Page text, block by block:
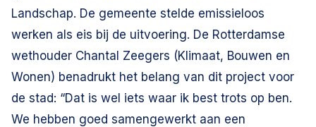
Landschap. De gemeente stelde emissieloos
werken als eis bij de uitvoering. De Rotterdamse
wethouder Chantal Zeegers (Klimaat, Bouwen en
Wonen) benadrukt het belang van dit project voor
de stad: “Dat is wel iets waar ik best trots op ben.
We hebben goed samengewerkt aan een